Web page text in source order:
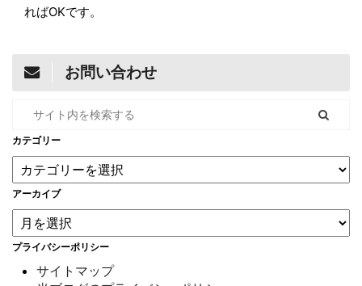
ればOKです。
お問い合わせ
カテゴリー
アーカイブ
プライバシーポリシー
サイトマップ